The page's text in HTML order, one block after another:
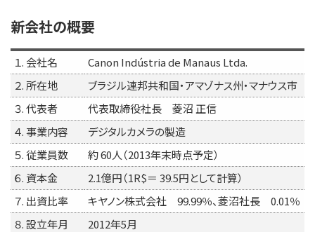
新会社の概要
１. 会社名
Canon Indústria de Manaus Ltda.
２. 所在地
ブラジル連邦共和国・アマゾナス州・マナウス市
３. 代表者
代表取締役社長 菱沼 正信
４. 事業内容
デジタルカメラの製造
５. 従業員数
約 60人（2013年末時点予定）
６. 資本金
2.1億円（1R$＝ 39.5円として計算）
７. 出資比率
キヤノン株式会社 99.99％、菱沼社長 0.01％
８. 設立年月
2012年5月